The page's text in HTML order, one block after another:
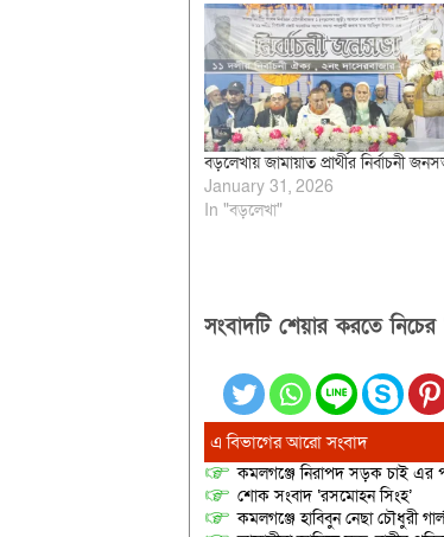
বড়লেখায় জামায়াত প্রার্থীর নির্বাচনী
January 31, 2026
In "বড়লেখা"
সংবাদটি শেয়ার করতে
এ বিভাগের আরো সংবাদ
কমলগঞ্জে নিরাপদ সড়ক চাই এর
শোক সংবাদ ‘রসমোহন সিংহ’
কমলগঞ্জে হাবিবুন নেছা চৌধুরী